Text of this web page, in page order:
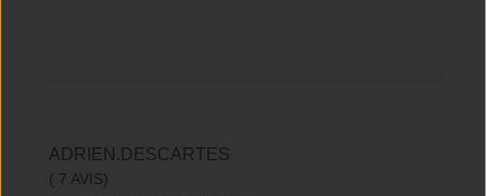
ADRIEN.DESCARTES
( 7 AVIS)